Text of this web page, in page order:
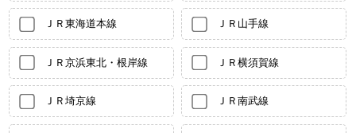
ＪＲ東海道本線 ＪＲ山手線
ＪＲ京浜東北・根岸線 ＪＲ横須賀線
ＪＲ埼京線 ＪＲ南武線